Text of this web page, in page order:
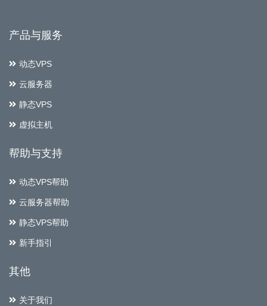
产品与服务
动态VPS
云服务器
静态VPS
虚拟主机
帮助与支持
动态VPS帮助
云服务器帮助
静态VPS帮助
新手指引
其他
关于我们